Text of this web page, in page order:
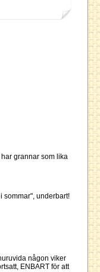
grannar som lika
sommar", underbart!
någon viker
ENBART för att